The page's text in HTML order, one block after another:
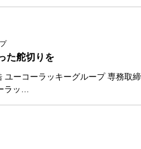
た舵切りを
ユーコーラッキーグループ 専務取
ラッ…